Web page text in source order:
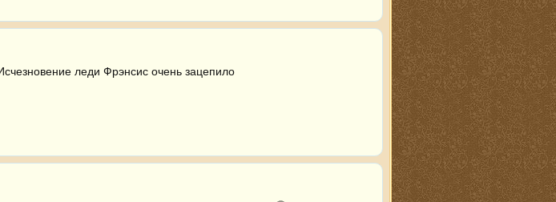
леди Фрэнсис очень зацепило